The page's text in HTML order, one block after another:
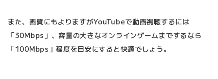
また、画質にもよりますがYouTubeで動画視聴するには
「30Mbps」、容量の大きなオンラインゲームまでするなら
「100Mbps」程度を目安にすると快適でしょう。